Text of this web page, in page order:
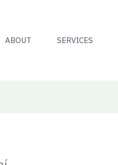
ABOUT SERVICES